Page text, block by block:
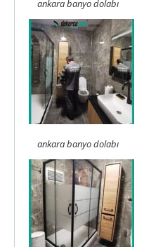
ankara banyo dolabı
ankara banyo dolabı